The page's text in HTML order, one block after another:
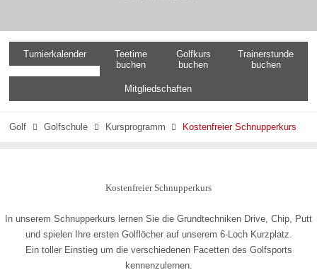
Turnierkalender
Teetime
buchen
Golfkurs
buchen
Trainerstunde
buchen
Mitgliedschaften
Golf  Golfschule  Kursprogramm  Kostenfreier Schnupperkurs
Kostenfreier Schnupperkurs
In unserem Schnupperkurs lernen Sie die Grundtechniken Drive, Chip, Putt
und spielen Ihre ersten Golflöcher auf unserem 6-Loch Kurzplatz.
Ein toller Einstieg um die verschiedenen Facetten des Golfsports
kennenzulernen.